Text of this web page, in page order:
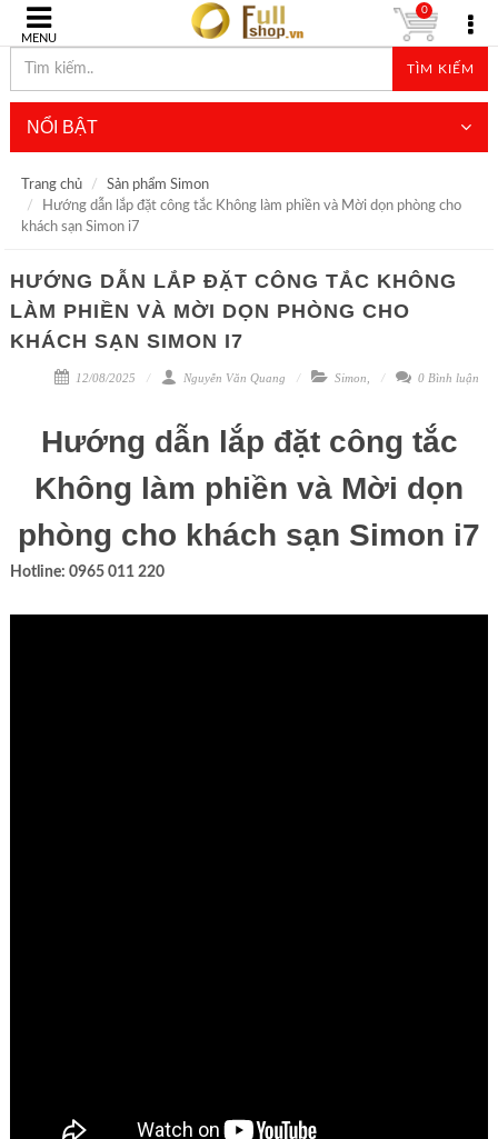
MENU
TÌM KIẾM
0
NỔI BẬT
Trang chủ
Sản phẩm Simon
Hướng dẫn lắp đặt công tắc Không làm phiền và Mời dọn phòng cho
khách sạn Simon i7
HƯỚNG DẪN LẮP ĐẶT CÔNG TẮC KHÔNG
LÀM PHIỀN VÀ MỜI DỌN PHÒNG CHO
KHÁCH SẠN SIMON I7
12/08/2025 Nguyễn Văn Quang Simon 0 Bình luận
Hướng dẫn lắp đặt công tắc
Không làm phiền và Mời dọn
phòng cho khách sạn Simon i7
Hotline: 0965 011 220